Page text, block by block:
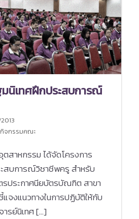
นิเทศฝึกประสบการณ์
จกรรมคณะ
สาหกรรม ได้จัดโครงการ
สบการณ์วิชาชีพครู สำหรับ
ประกาศนียบัตรบัณฑิต สาขา
จงแนวทางในการปฏิบัติให้กับ
รย์นิเทศ […]